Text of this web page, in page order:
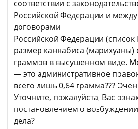
соответствии с
Российской Федерации и
договорами
Российской Федерации (список
размер каннабиса (марихуаны)
граммов в высушенном виде.
— это административное
всего лишь 0,64 грамма???
Уточните, пожалуйста, Вас
постановлением о
дела?